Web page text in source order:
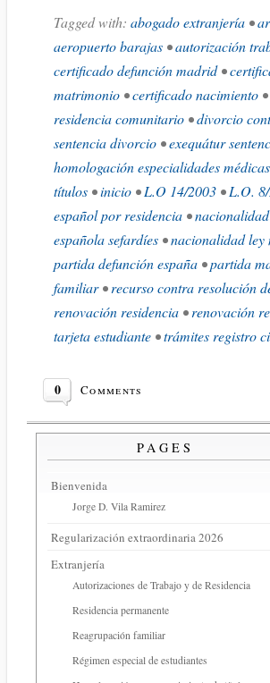
Tagged with: abogado extranjería •
aeropuerto barajas •autorización
certificado defunción madrid•
matrimonio •certificado nacimiento •
residencia comunitario •divorcio
sentencia divorcio •exequátur
homologación especialidades médicas
títulos •inicio •L.O 14/2003 •L.O.
español por residencia •
española sefardíes •nacionalidad
partida defunción españa •partida
familiar•recurso contra resolución
renovación residencia •renovación
tarjeta estudiante •trámites registro
0 Comments
PAGES
Bienvenida
Jorge D. Vila Ramirez
Regularización extraordinaria 2026
Extranjería
Autorizaciones de Trabajo y de Residencia
Residencia permanente
Reagrupación familiar
Régimen especial de estudiantes